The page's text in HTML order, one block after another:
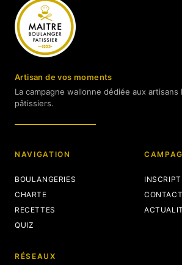
Artisan de vos moments
La campagne wallonne dédiée aux artisans
pâtissiers.
NAVIGATION
BOULANGERIES
CHARTE
RECETTES
QUIZ
CONTACT
RÉSEAUX